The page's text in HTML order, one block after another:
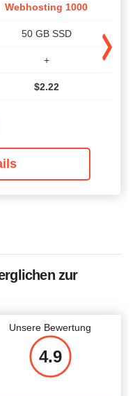
Webhosting 1000
50 GB SSD
+
$2.22
zur
Unsere Bewertung
4.9